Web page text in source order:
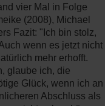
vier Mal in Folge
(2008), Michael
Fazit: "Ich bin stolz,
wenn es jetzt nicht
mehr erhofft.
glaube ich, die
Glück, wenn ich an
Abschluss als